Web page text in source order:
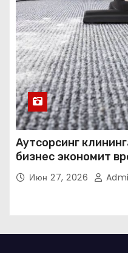
Аутсорсинг
бизнес экономит
Июн 27, 2026